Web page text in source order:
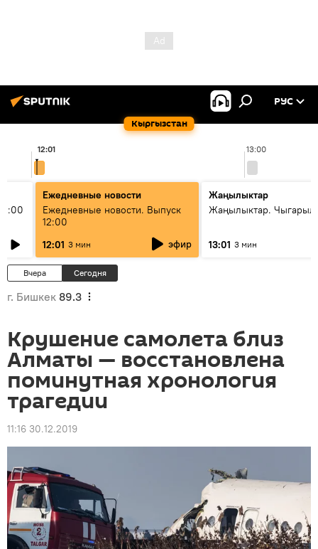
Кыргызстан
РУС
13:00
12:01
Ежедневные новости
Ежедневные новости. Выпуск
12:00
12:01 3 мин эфир
Жаңылыктар
Жаңылыктар.
13:01 3 мин
Вчера Сегодня
г. Бишкек 89.3
Крушение самолета близ
Алматы — восстановлена
поминутная хронология
трагедии
11:16 30.12.2019